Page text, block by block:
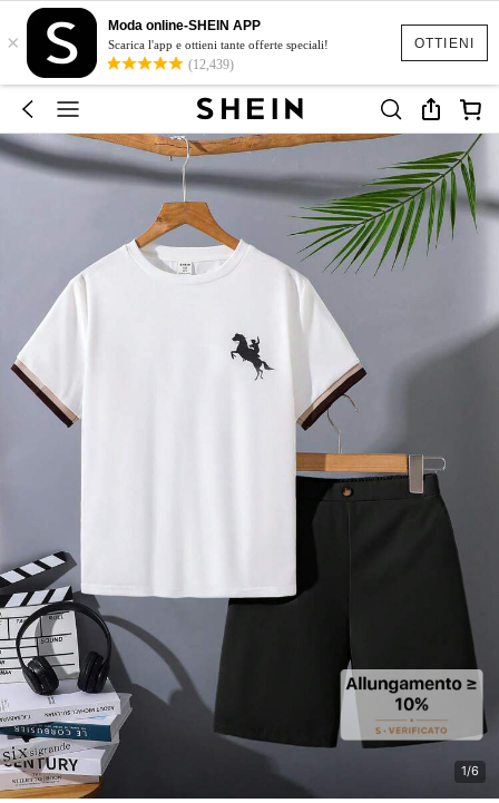
OTTIENI
×
Moda online-SHEIN APP
Scarica l'app e ottieni tante offerte speciali!
(12,439)
1/6